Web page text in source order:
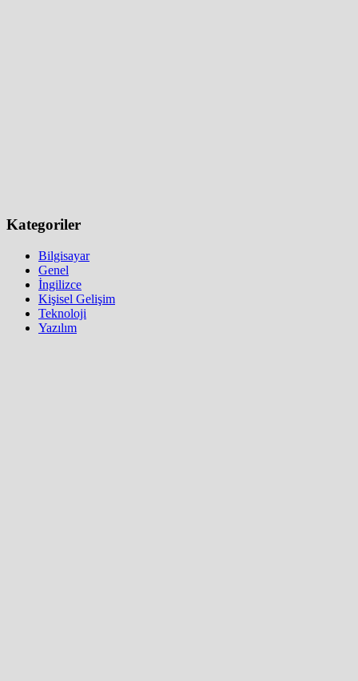
Kategoriler
Bilgisayar
Genel
İngilizce
Kişisel Gelişim
Teknoloji
Yazılım